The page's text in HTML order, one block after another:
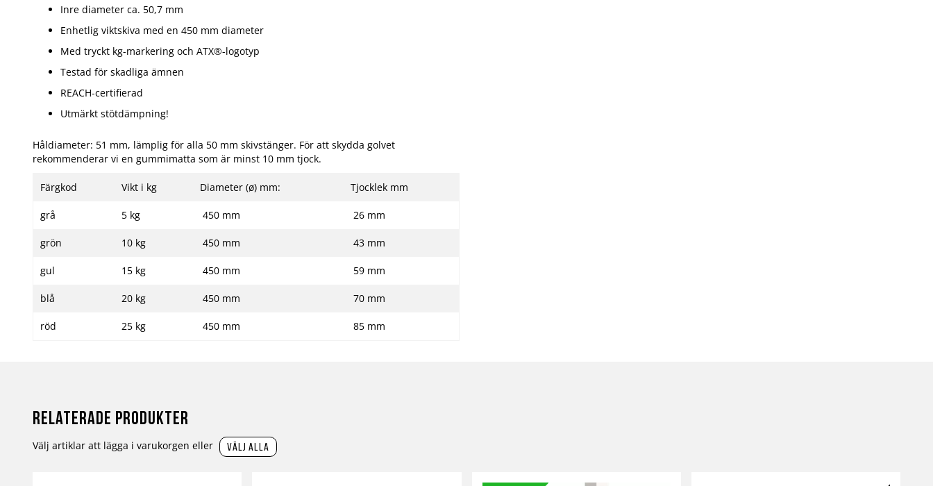
Inre diameter ca. 50,7 mm
Enhetlig viktskiva med en 450 mm diameter
Med tryckt kg-markering och ATX®-logotyp
Testad för skadliga ämnen
REACH-certifierad
Utmärkt stötdämpning!
Håldiameter: 51 mm, lämplig för alla 50 mm skivstänger. För att skydda golvet
rekommenderar vi en gummimatta som är minst 10 mm tjock.
Färgkod Vikt i kg Diameter (ø) mm: Tjocklek mm
grå 5 kg 450 mm 26 mm
grön 10 kg 450 mm 43 mm
gul 15 kg 450 mm 59 mm
blå 20 kg 450 mm 70 mm
röd 25 kg 450 mm 85 mm
Relaterade produkter
Välj artiklar att lägga i varukorgen eller välj alla